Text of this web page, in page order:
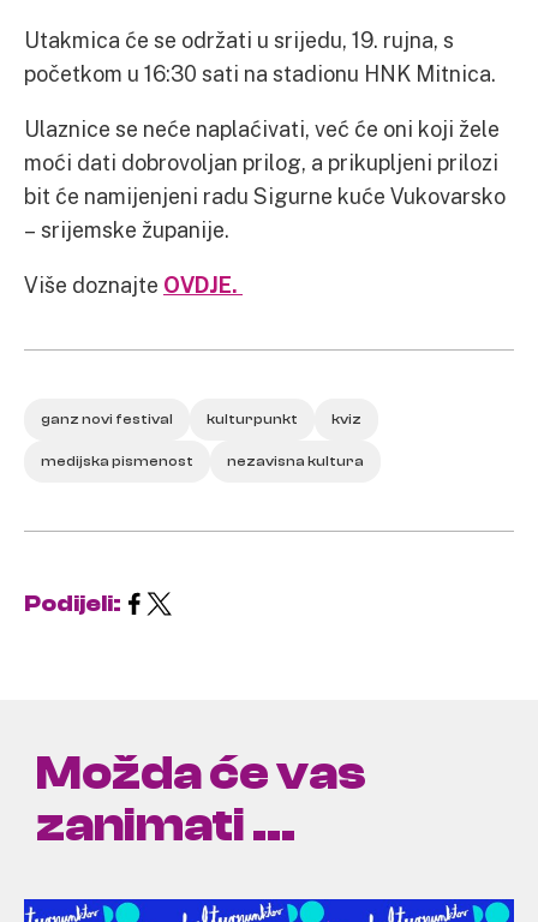
Utakmica će se održati u srijedu, 19. rujna, s
početkom u 16:30 sati na stadionu HNK Mitnica.
Ulaznice se neće naplaćivati, već će oni koji žele
moći dati dobrovoljan prilog, a prikupljeni prilozi
bit će namijenjeni radu Sigurne kuće Vukovarsko
– srijemske županije.
Više doznajte OVDJE.
ganz novi festival kulturpunkt kviz
medijska pismenost nezavisna kultura
Podijeli:
Možda će vas
zanimati ...